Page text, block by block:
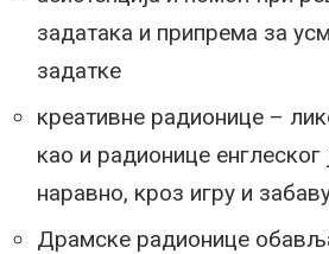
задатака и припрема за
задатке
креативне радионице –
као и радионице енглеског
наравно, кроз игру и
Драмске радионице